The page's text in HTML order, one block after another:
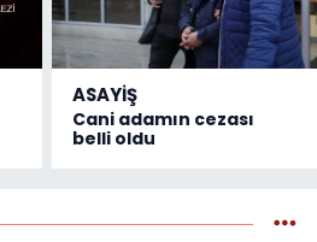
ASAYİŞ
Cani adamın cezası
belli oldu